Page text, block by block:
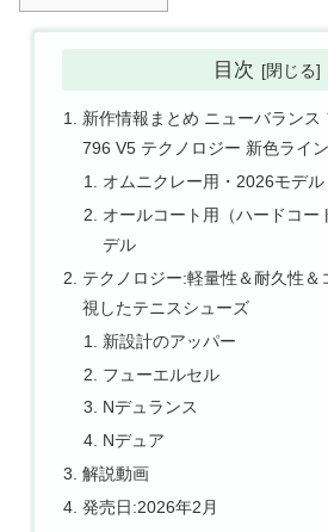
目次
新作情報まとめ ニューバランス
796 V5 テクノロジー 新色ライ
オムニクレー用・2026モデル
オールコート用（ハードコー
デル
テクノロジー:軽量性＆耐久性＆
視したテニスシューズ
新設計のアッパー
フューエルセル
Nデュランス
Nデュア
解説動画
発売日:2026年2月